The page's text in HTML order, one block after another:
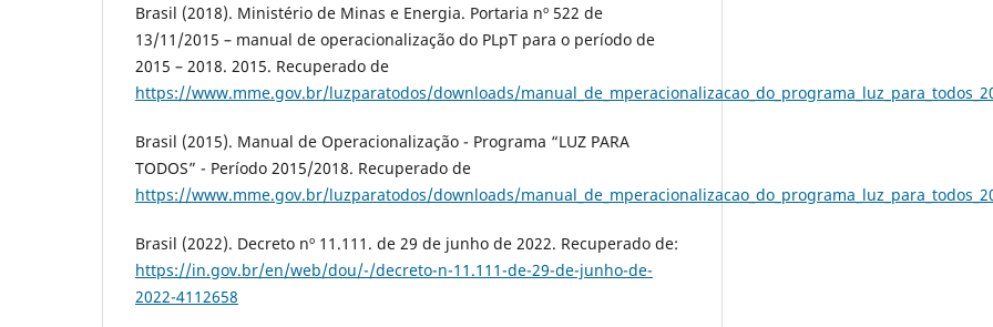
Brasil (2018). Ministério de Minas e Energia. Portaria nº 522 de
13/11/2015 – manual de operacionalização do PLpT para o período de
2015 – 2018. 2015. Recuperado de
https://www.mme.gov.br/luzparatodos/downloads/
Brasil (2015). Manual de Operacionalização - Programa “LUZ PARA
TODOS” - Período 2015/2018. Recuperado de
https://www.mme.gov.br/luzparatodos/downloads/
Brasil (2022). Decreto nº 11.111. de 29 de junho de 2022. Recuperado de:
https://in.gov.br/en/web/dou/-/decreto-n-11.111-de-29-de-junho-de-
2022-4112658